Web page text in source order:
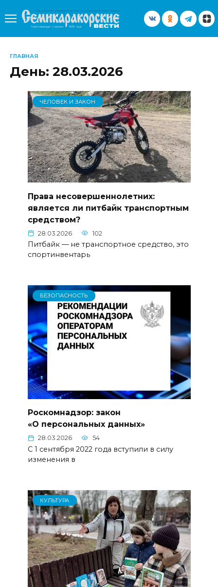
содержанию
ГЛАВНАЯ
День: 28.03.2026
ЧЕЛОВЕК И ЗАКОН
Права несовершеннолетних:
является ли питбайк транспортным
средством?
28.03.2026 102
Питбайк — не транспортное средство, это
спортинвентарь
БЕЗОПАСНОСТЬ
Роскомнадзор: закон
«О персональных данных»
28.03.2026 54
С 1 сентября 2022 года вступили в силу
изменения в
КУЛЬТУРА